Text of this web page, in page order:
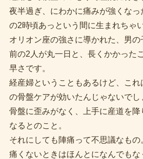
夜半過ぎ、にわかに痛みが強くなっ
の2時頃あっという間に生まれちゃ
オリオン座の強さに導かれた、男の
前の2人が丸一日と、長くかかった
早さです。
経産婦ということもあるけど、こ
の骨盤ケアが効いたんじゃないでし
骨盤に歪みがなく、上手に産道を降
なるとのこと。
それにしても陣痛って不思議なもの
痛くないときはほんとになんでもな